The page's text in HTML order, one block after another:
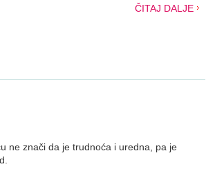
ČITAJ DALJE
ne znači da je trudnoća i uredna, pa je